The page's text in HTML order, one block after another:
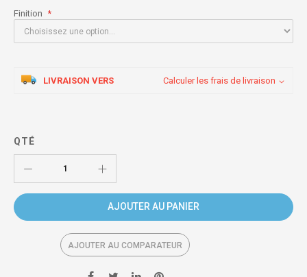
Finition
LIVRAISON VERS Calculer les frais de livraison
QTÉ
AJOUTER AU PANIER
AJOUTER AU COMPARATEUR